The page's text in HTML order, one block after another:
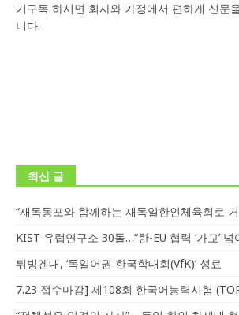
기구독 하시면 회사와 가정에서 편하게 신문
니다.
최신 글
“재독동포와 함께하는 재독일한인체육회로
KIST 유럽연구소 30돌…“한-EU 협력 ‘가교’
튀빙겐대, ‘독일어권 한국학대회(VfK)’ 성료
7.23 접수마감] 제108회 한국어능력시험